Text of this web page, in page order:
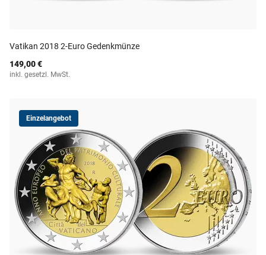
Vatikan 2018 2-Euro Gedenkmünze
149,00 €
inkl. gesetzl. MwSt.
Einzelangebot